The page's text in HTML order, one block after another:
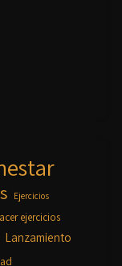
Ejercicios
ejercicios
Lanzamiento